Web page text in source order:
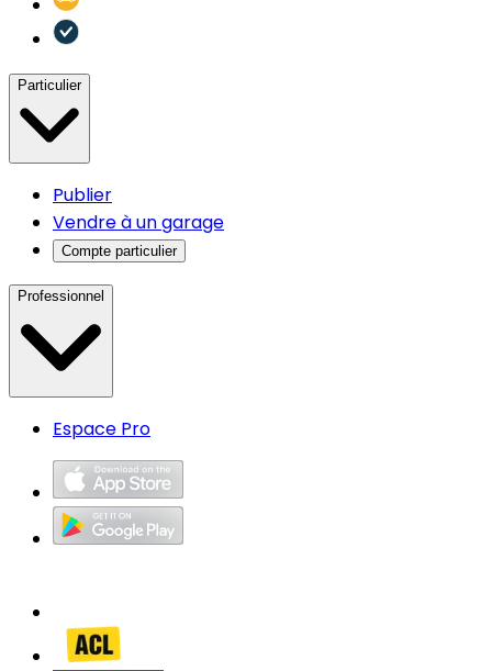
Particulier
Publier
Vendre à un garage
Compte particulier
Professionnel
Espace Pro